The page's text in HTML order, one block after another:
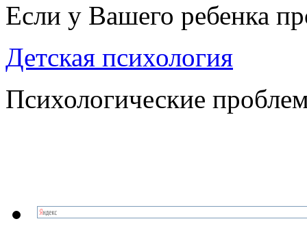
Если у Вашего ребенка
Детская психология
Психологические